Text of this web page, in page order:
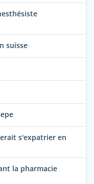
suisse
s'expatrier en
la pharmacie